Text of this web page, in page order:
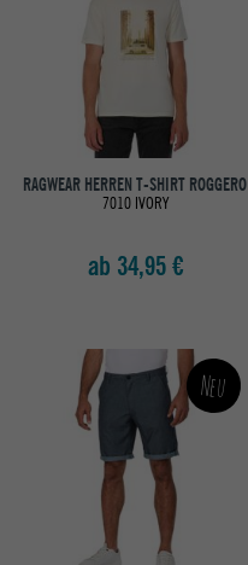
RAGWEAR HERREN T-SHIRT ROGGERO
7010 IVORY
ab 34,95 €
Neu